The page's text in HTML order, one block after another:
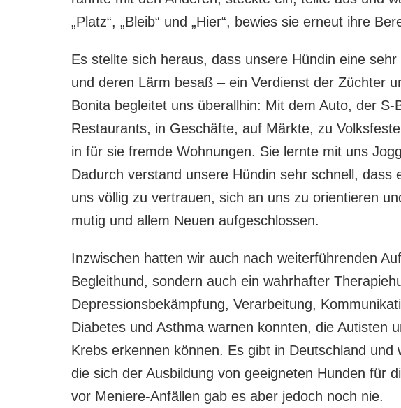
„Platz“, „Bleib“ und „Hier“, bewies sie erneut ihre
Es stellte sich heraus, dass unsere Hündin eine
und deren Lärm besaß – ein Verdienst der Züchter
Bonita begleitet uns überallhin: Mit dem Auto, der
Restaurants, in Geschäfte, auf Märkte, zu
in für sie fremde Wohnungen. Sie lernte mit uns
Dadurch verstand unsere Hündin sehr schnell,
uns völlig zu vertrauen, sich an uns zu orientieren
mutig und allem Neuen aufgeschlossen.
Inzwischen hatten wir auch nach weiterführenden
Begleithund, sondern auch ein wahrhafter
Depressionsbekämpfung, Verarbeitung,
Diabetes und Asthma warnen konnten, die Autisten
Krebs erkennen können. Es gibt in Deutschland und
die sich der Ausbildung von geeigneten Hunden für
vor Meniere-Anfällen gab es aber jedoch noch nie.